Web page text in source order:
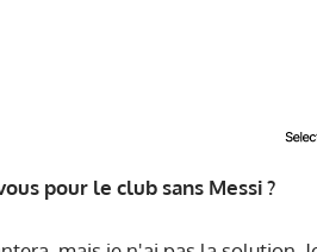
pour le club sans Messi ?